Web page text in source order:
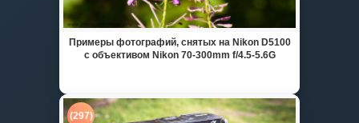
Примеры фотографий, снятых на Nikon D5100
с объективом Nikon 70-300mm f/4.5-5.6G
(297)